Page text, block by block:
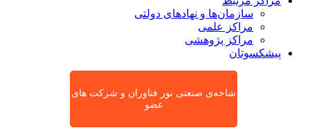
سازمان‌ها و نهادهای دولتی
مراکز علمی
مراکز پژوهشی
پیشکسوتان
شاخه‌ی صنعتی نور فناوران و شرکت های
عضو